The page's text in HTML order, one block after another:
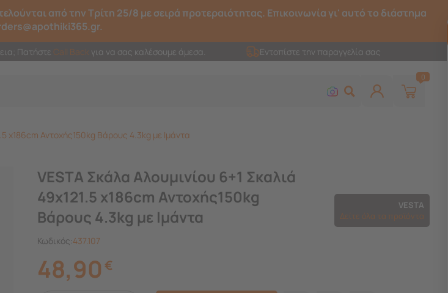
από την Τρίτη 25/8 με σειρά προτεραιότητας. Επικοινωνία γι' αυτό το διάστημα
Πατήστε Call Back για να σας καλέσουμε άμεσα. Εντοπίστε την παραγγελία σας
0
x186cm Αντοχής150kg Βάρους 4.3kg με Ιμάντα
VESTA Σκάλα Aλουμινίου 6+1 Σκαλιά
49x121.5 x186cm Αντοχής150kg
Βάρους 4.3kg με Ιμάντα
VESTA
Δείτε όλα τα προϊόντα
Κωδικός:437.107
48,90 €